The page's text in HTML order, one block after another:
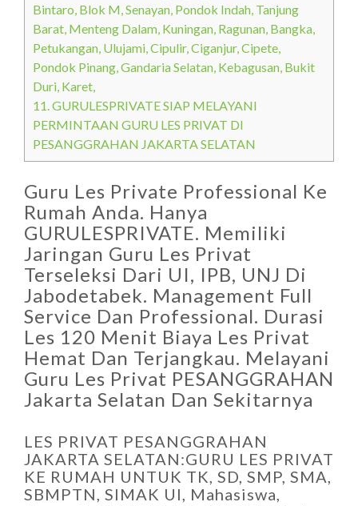
Bintaro, Blok M, Senayan, Pondok Indah, Tanjung
Barat, Menteng Dalam, Kuningan, Ragunan, Bangka,
Petukangan, Ulujami, Cipulir, Ciganjur, Cipete,
Pondok Pinang, Gandaria Selatan, Kebagusan, Bukit
Duri, Karet,
11. GURULESPRIVATE SIAP MELAYANI
PERMINTAAN GURU LES PRIVAT DI
PESANGGRAHAN JAKARTA SELATAN
Guru Les Private Professional Ke
Rumah Anda. Hanya
GURULESPRIVATE. Memiliki
Jaringan Guru Les Privat
Terseleksi Dari UI, IPB, UNJ Di
Jabodetabek. Management Full
Service Dan Professional. Durasi
Les 120 Menit Biaya Les Privat
Hemat Dan Terjangkau. Melayani
Guru Les Privat PESANGGRAHAN
Jakarta Selatan Dan Sekitarnya
LES PRIVAT PESANGGRAHAN
JAKARTA SELATAN:GURU LES PRIVAT
KE RUMAH UNTUK TK, SD, SMP, SMA,
SBMPTN, SIMAK UI, Mahasiswa,